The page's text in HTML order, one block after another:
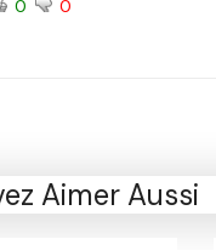
0 0
Aimer Aussi